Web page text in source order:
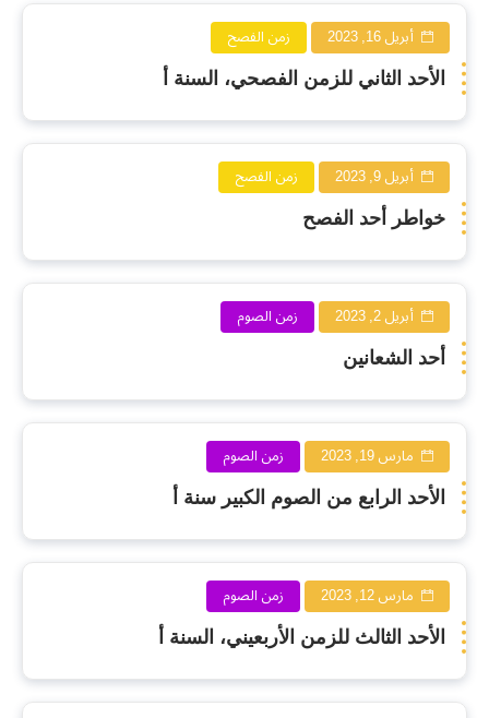
أبريل 16, 2023 زمن الفصح
الأحد الثاني للزمن الفصحي، السنة أ
أبريل 9, 2023 زمن الفصح
خواطر أحد الفصح
أبريل 2, 2023 زمن الصوم
أحد الشعانين
مارس 19, 2023 زمن الصوم
الأحد الرابع من الصوم الكبير سنة أ
مارس 12, 2023 زمن الصوم
الأحد الثالث للزمن الأربعيني، السنة أ